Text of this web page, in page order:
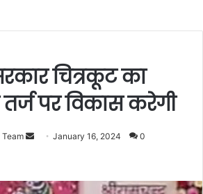
चित्रकूट का
पर विकास करेगी
Send January 16, 2024 0